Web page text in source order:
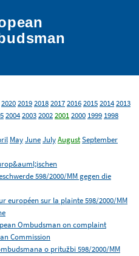
20202019201820172016201520142013
20042003200220012000 1999 1998
MayJuneJulyAugustSeptember
598/2000/MM gegen die
européen sur la plainte 598/2000/MM
Ombudsman on complaint
Commission
o pritužbi 598/2000/MM